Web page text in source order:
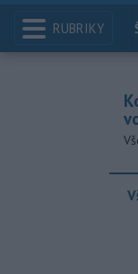
RUBRIKY